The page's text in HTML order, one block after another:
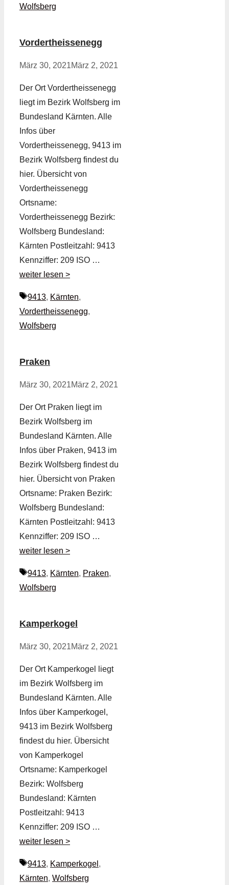
Wolfsberg
Vordertheissenegg
März 30, 2021März 2, 2021
Der Ort Vordertheissenegg
liegt im Bezirk Wolfsberg im
Bundesland Kärnten. Alle
Infos über
Vordertheissenegg, 9413 im
Bezirk Wolfsberg findest du
hier. Übersicht von
Vordertheissenegg
Ortsname:
Vordertheissenegg Bezirk:
Wolfsberg Bundesland:
Kärnten Postleitzahl: 9413
Kennziffer: 209 ISO …
weiter lesen >
Schlagwörter
9413, Kärnten,
Vordertheissenegg,
Wolfsberg
Praken
März 30, 2021März 2, 2021
Der Ort Praken liegt im
Bezirk Wolfsberg im
Bundesland Kärnten. Alle
Infos über Praken, 9413 im
Bezirk Wolfsberg findest du
hier. Übersicht von Praken
Ortsname: Praken Bezirk:
Wolfsberg Bundesland:
Kärnten Postleitzahl: 9413
Kennziffer: 209 ISO …
weiter lesen >
Schlagwörter
9413, Kärnten, Praken,
Wolfsberg
Kamperkogel
März 30, 2021März 2, 2021
Der Ort Kamperkogel liegt
im Bezirk Wolfsberg im
Bundesland Kärnten. Alle
Infos über Kamperkogel,
9413 im Bezirk Wolfsberg
findest du hier. Übersicht
von Kamperkogel
Ortsname: Kamperkogel
Bezirk: Wolfsberg
Bundesland: Kärnten
Postleitzahl: 9413
Kennziffer: 209 ISO …
weiter lesen >
Schlagwörter
9413, Kamperkogel ,
Kärnten, Wolfsberg